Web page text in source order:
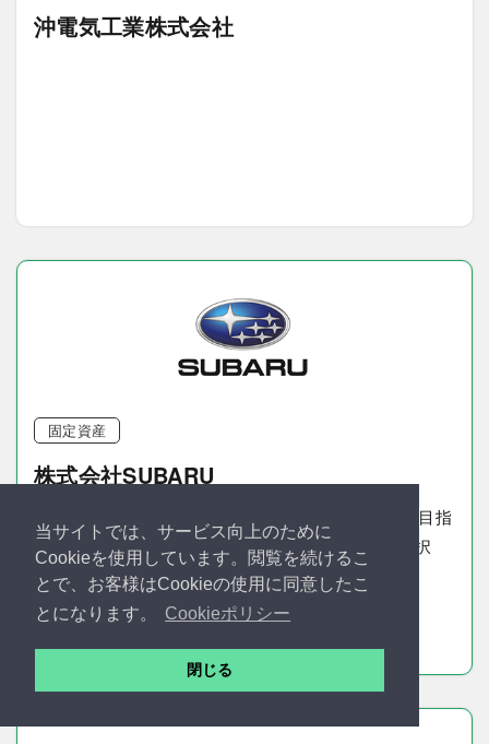
当サイトでは、サービス向上のために
Cookieを使用しています。閲覧を続けるこ
とで、お客様はCookieの使用に同意したこ
とになります。
Cookieポリシー
閉じる
沖電気工業株式会社
固定資産
株式会社SUBARU
年々重みを増し続ける固定資産管理の業務効率化を目指
し、SUBARUは「ProPlus固定資産システム」を選択